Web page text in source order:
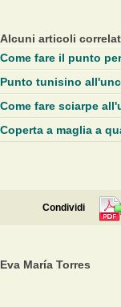
Alcuni articoli
Come fare il punto
Punto tunisino
Come fare sciarpe
Coperta a maglia a
Condividi
Eva María Torres